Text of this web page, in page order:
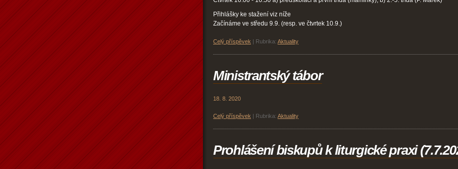
Přihlášky ke stažení viz níže
Začínáme ve středu 9.9. (resp. ve čtvrtek 10.9.)
Celý příspěvek | Rubrika: Aktuality
Ministrantský tábor
18. 8. 2020
Celý příspěvek | Rubrika: Aktuality
Prohlášení biskupů k liturgické praxi